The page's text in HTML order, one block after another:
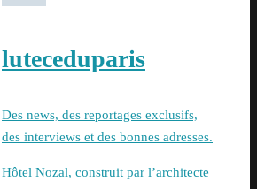
luteceduparis
Des news, des reportages exclusifs,
des interviews et des bonnes adresses.
Hôtel Nozal, construit par l’architecte